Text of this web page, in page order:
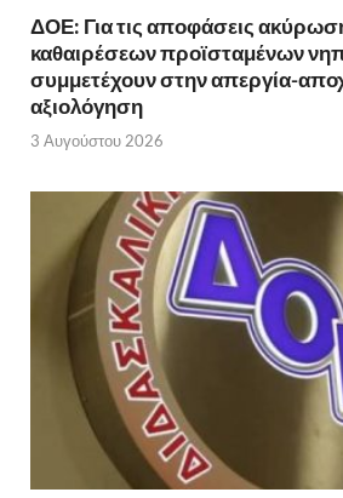
ΔΟΕ: Για τις αποφάσεις
καθαιρέσεων προϊσταμένων
συμμετέχουν στην απεργία-
αξιολόγηση
3 Αυγούστου 2026